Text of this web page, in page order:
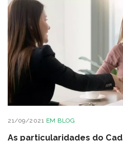
21/09/2021 EM BLOG
As particularidades do